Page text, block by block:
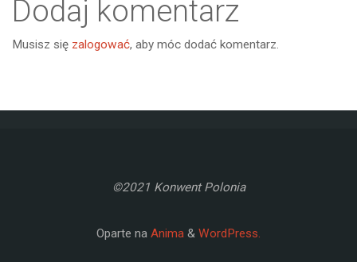
Dodaj komentarz
Musisz się zalogować, aby móc dodać komentarz.
©2021 Konwent Polonia
Oparte na Anima & WordPress.